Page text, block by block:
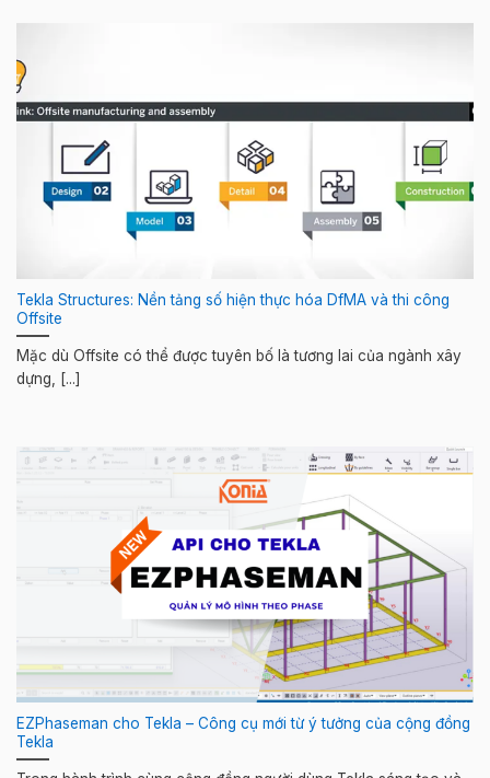
Tekla Structures: Nền tảng số hiện thực hóa DfMA và thi công
Offsite
Mặc dù Offsite có thể được tuyên bố là tương lai của ngành xây
dựng, [...]
EZPhaseman cho Tekla – Công cụ mới từ ý tưởng của cộng đồng
Tekla